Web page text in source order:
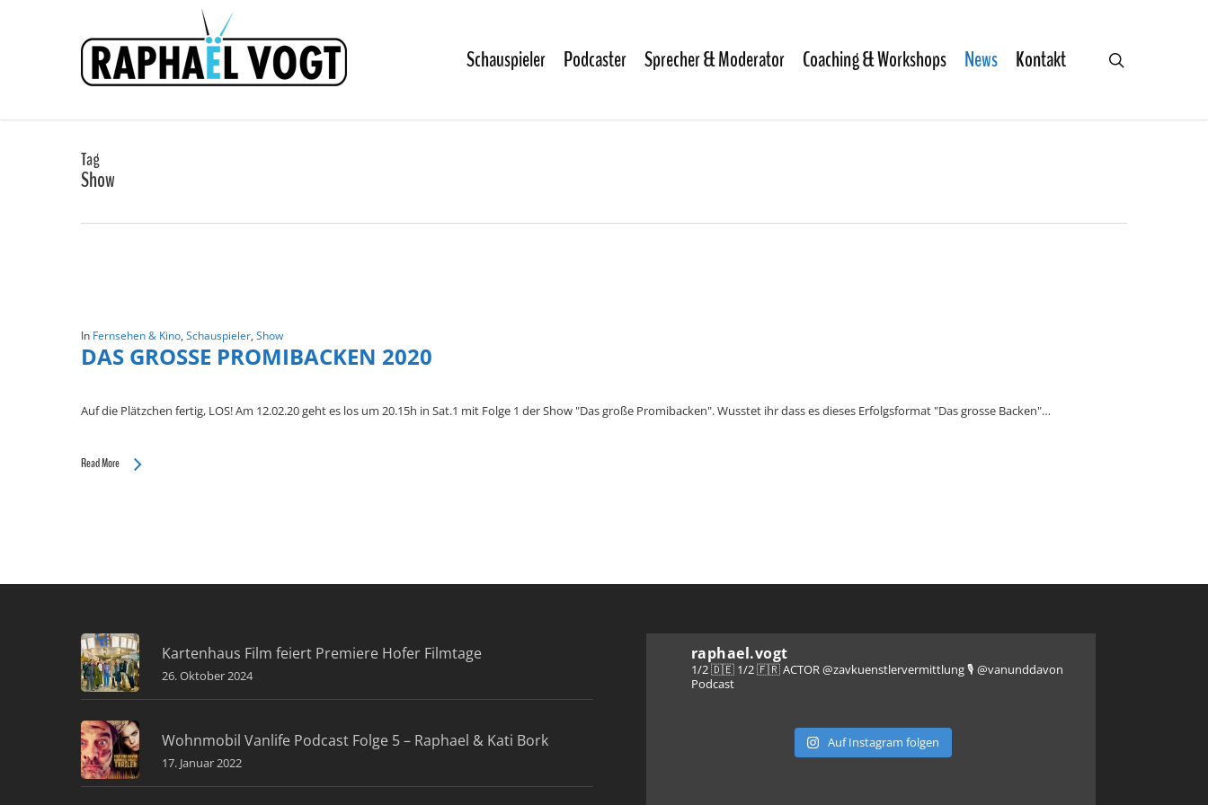
Schauspieler Podcaster Sprecher & Moderator Coaching & Workshops News Kontakt
Tag
Show
In Fernsehen & Kino, Schauspieler, Show
DAS GROSSE PROMIBACKEN 2020
Auf die Plätzchen fertig, LOS! Am 12.02.20 geht es los um 20.15h in Sat.1 mit Folge 1 der Show "Das große Promibacken". Wusstet ihr dass es dieses Erfolgsformat "Das grosse Backen"…
Read More
Kartenhaus Film feiert Premiere Hofer Filmtage
26. Oktober 2024
Wohnmobil Vanlife Podcast Folge 5 – Raphael & Kati Bork
17. Januar 2022
raphael.vogt
1/2 🇩🇪 1/2 🇫🇷 ACTOR @zavkuenstlervermittlung🎙️ @vanunddavon
Podcast
Auf Instagram folgen